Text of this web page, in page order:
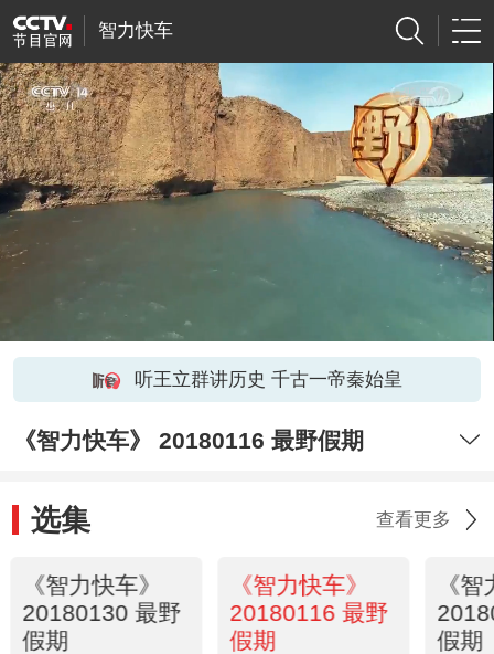
智力快车
听王立群讲历史 千古一帝秦始皇
《智力快车》 20180116 最野假期
选集 查看更多
《智力快车》
20180130 最野
假期
《智力快车》
20180116 最野
假期
《
假期